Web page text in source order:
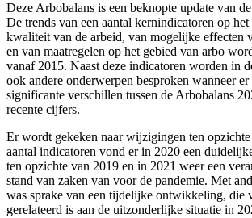
Deze Arbobalans is een beknopte update van
De trends van een aantal kernindicatoren op
kwaliteit van de arbeid, van mogelijke effecten
en van maatregelen op het gebied van arbo
vanaf 2015. Naast deze indicatoren worden in
ook andere onderwerpen besproken wanneer er
significante verschillen tussen de Arbobalans
recente cijfers.
Er wordt gekeken naar wijzigingen ten
aantal indicatoren vond er in 2020 een
ten opzichte van 2019 en in 2021 weer een
stand van zaken van voor de pandemie. Met
was sprake van een tijdelijke ontwikkeling, die
gerelateerd is aan de uitzonderlijke situatie in